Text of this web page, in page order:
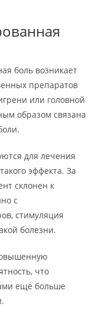
боль возникает
препаратов
или головной
образом связана
для лечения
эффекта. За
склонен к
с
стимуляция
болезни.
что
еще больше